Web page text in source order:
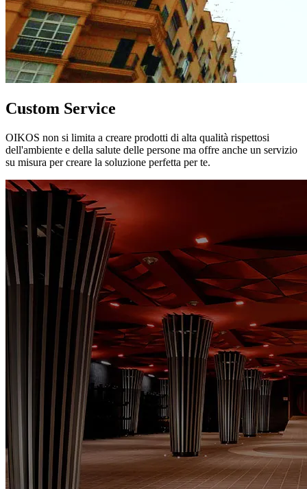
Custom Service
OIKOS non si limita a creare prodotti di alta qualità rispettosi
dell'ambiente e della salute delle persone ma offre anche un servizio
su misura per creare la soluzione perfetta per te.